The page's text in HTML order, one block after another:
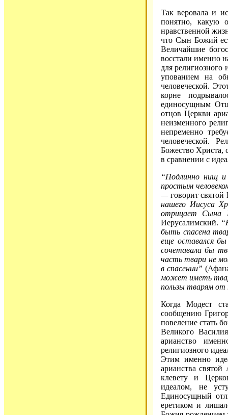
Так веровала и
понятно, какую
нравственной
что Сын Божий
Величайшие
восстали именно
для
упованием на
человеческой.
корне
единосущным
отцов Церкви
неизменного
непременно
человеческой.
Божество Христа,
в сравнении с
“Подлинно нищ
простым
— говорит
нашего Иисуса
отрицает
Иерусалимский.
быть спасена
еще оставался
сочетавала бы
часть твари не
в спасении”
может иметь
пользы тварям от
Когда Модест
сообщению
повеление стать
Великого
арианство
религиозного
Этим именно
арианства
клевету и
идеалом, не
Единосущный
еретиком и